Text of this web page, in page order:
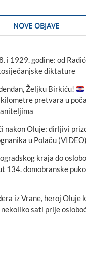
NOVE OBJAVE
i 1929. godine: od
diktature
Željku Birkiću!
pretvara u
nakon Oluje: dirljivi
u Polaču (VIDEO)
kraja do
134. domobranske
iz Vrane, heroj Oluje
sati prije